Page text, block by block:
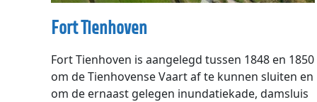
Fort Tienhoven
Fort Tienhoven is aangelegd tussen 1848 en 1850
om de Tienhovense Vaart af te kunnen sluiten en
om de ernaast gelegen inundatiekade, damsluis